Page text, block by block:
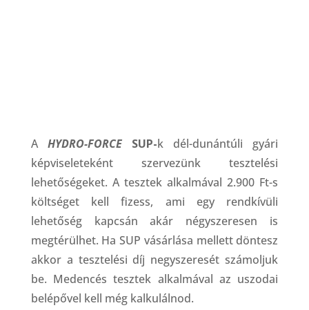
A HYDRO-FORCESUP-k dél-dunántúli gyári
képviseleteként szervezünk tesztelési
lehetőségeket. A tesztek alkalmával 2.900 Ft-s
költséget kell fizess, ami egy rendkívüli
lehetőség kapcsán akár négyszeresen is
megtérülhet. Ha SUP vásárlása mellett döntesz
akkor a tesztelési díj negyszeresét számoljuk
be. Medencés tesztek alkalmával az uszodai
belépővel kell még kalkulálnod.